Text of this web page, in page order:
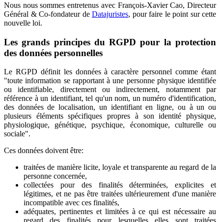
Nous nous sommes entretenus avec François-Xavier Cao, Directeur
Général & Co-fondateur de Datajuristes, pour faire le point sur cette
nouvelle loi.
Les grands principes du RGPD pour la protection
des données personnelles
Le RGPD définit les données à caractère personnel comme étant
"toute information se rapportant à une personne physique identifiée
ou identifiable, directement ou indirectement, notamment par
référence à un identifiant, tel qu'un nom, un numéro d'identification,
des données de localisation, un identifiant en ligne, ou à un ou
plusieurs éléments spécifiques propres à son identité physique,
physiologique, génétique, psychique, économique, culturelle ou
sociale".
Ces données doivent être:
traitées de manière licite, loyale et transparente au regard de la
personne concernée,
collectées pour des finalités déterminées, explicites et
légitimes, et ne pas être traitées ultérieurement d'une manière
incompatible avec ces finalités,
adéquates, pertinentes et limitées à ce qui est nécessaire au